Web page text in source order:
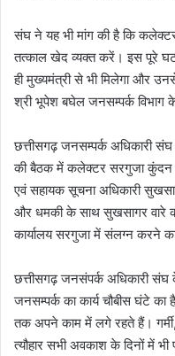
संघ ने यह भी मांग की है कि
तत्काल खेद व्यक्त करें। इस पूरे
ही मुख्यमंत्री से भी मिलेगा और
श्री भूपेश बघेल जनसम्पर्क विभाग
छत्तीसगढ़ जनसम्पर्क अधिकारी संघ
की बैठक में कलेक्टर सरगुजा कुंदन
एवं सहायक सूचना अधिकारी
और धमकी के साथ सुखसागर वारे
कार्यालय सरगुजा में संलग्न करने का
छत्तीसगढ़ जनसंपर्क अधिकारी संघ
जनसम्पर्क का कार्य चौबीस घंटे का
तक अपने काम में लगे रहते हैं। गर्मी,
त्यौहार सभी अवकाश के दिनों में